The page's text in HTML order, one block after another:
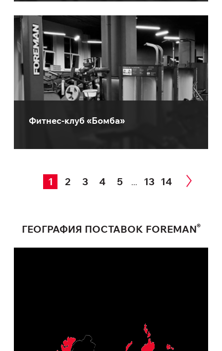
Фитнес-клуб «Бомба»
1 2 3 4 5 ... 13 14
ГЕОГРАФИЯ ПОСТАВОК FOREMAN®